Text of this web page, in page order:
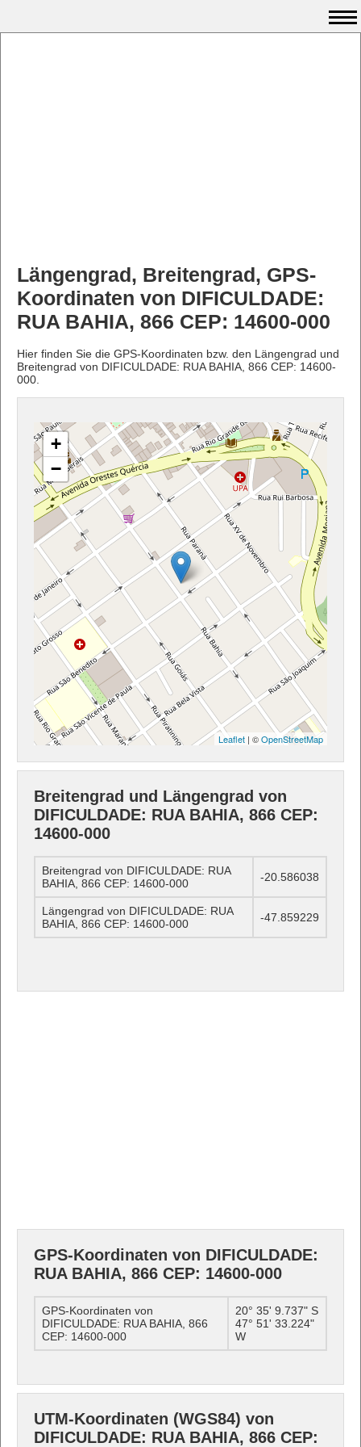
Längengrad, Breitengrad, GPS-
Koordinaten von DIFICULDADE:
RUA BAHIA, 866 CEP: 14600-000
Hier finden Sie die GPS-Koordinaten bzw. den Längengrad und
Breitengrad von DIFICULDADE: RUA BAHIA, 866 CEP: 14600-
000.
+
−
Leaflet | ©OpenStreetMap
Breitengrad und Längengrad von
DIFICULDADE: RUA BAHIA, 866 CEP:
14600-000
Breitengrad von DIFICULDADE: RUA
BAHIA, 866 CEP: 14600-000
-20.586038
Längengrad von DIFICULDADE: RUA
BAHIA, 866 CEP: 14600-000
-47.859229
GPS-Koordinaten von DIFICULDADE:
RUA BAHIA, 866 CEP: 14600-000
GPS-Koordinaten von
DIFICULDADE: RUA BAHIA, 866
CEP: 14600-000
20° 35' 9.737" S
47° 51' 33.224"
W
UTM-Koordinaten (WGS84) von
DIFICULDADE: RUA BAHIA, 866 CEP: